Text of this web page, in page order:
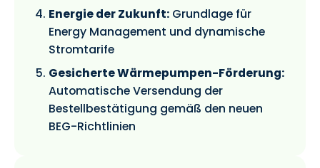
Energie der Zukunft: Grundlage für
Energy Management und dynamische
Stromtarife
Gesicherte Wärmepumpen-Förderung:
Automatische Versendung der
Bestellbestätigung gemäß den neuen
BEG-Richtlinien